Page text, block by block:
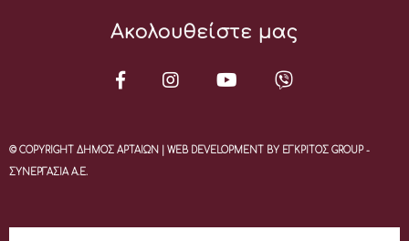
Ακολουθείστε μας
© COPYRIGHT ΔΗΜΟΣ ΑΡΤΑΙΩΝ | WEB DEVELOPMENT BY ΕΓΚΡΙΤΟΣ GROUP -
ΣΥΝΕΡΓΑΣΙΑ Α.Ε.